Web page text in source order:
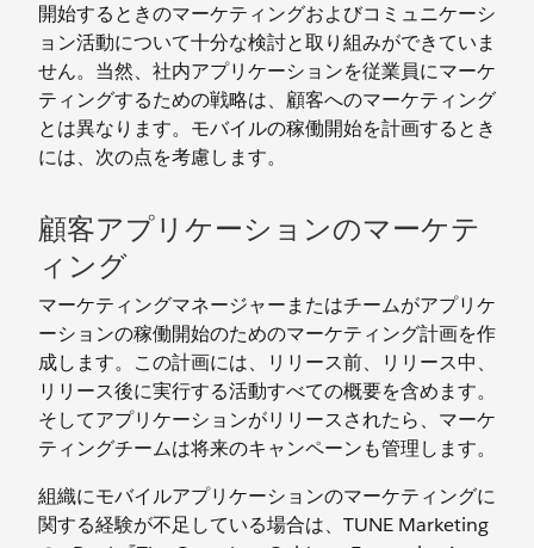
開始するときのマーケティングおよびコミュニケーシ
ョン活動について十分な検討と取り組みができていま
せん。当然、社内アプリケーションを従業員にマーケ
ティングするための戦略は、顧客へのマーケティング
とは異なります。モバイルの稼働開始を計画するとき
には、次の点を考慮します。
顧客アプリケーションのマーケテ
ィング
マーケティングマネージャーまたはチームがアプリケ
ーションの稼働開始のためのマーケティング計画を作
成します。この計画には、リリース前、リリース中、
リリース後に実行する活動すべての概要を含めます。
そしてアプリケーションがリリースされたら、マーケ
ティングチームは将来のキャンペーンも管理します。
組織にモバイルアプリケーションのマーケティングに
関する経験が不足している場合は、TUNE Marketing